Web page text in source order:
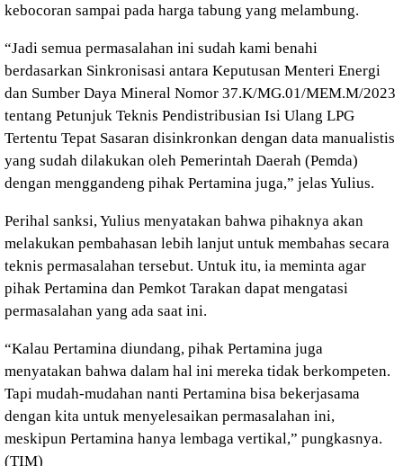
kebocoran sampai pada harga tabung yang melambung.
“Jadi semua permasalahan ini sudah kami benahi
berdasarkan Sinkronisasi antara Keputusan Menteri Energi
dan Sumber Daya Mineral Nomor 37.K/MG.01/MEM.M/2023
tentang Petunjuk Teknis Pendistribusian Isi Ulang LPG
Tertentu Tepat Sasaran disinkronkan dengan data manualistis
yang sudah dilakukan oleh Pemerintah Daerah (Pemda)
dengan menggandeng pihak Pertamina juga,” jelas Yulius.
Perihal sanksi, Yulius menyatakan bahwa pihaknya akan
melakukan pembahasan lebih lanjut untuk membahas secara
teknis permasalahan tersebut. Untuk itu, ia meminta agar
pihak Pertamina dan Pemkot Tarakan dapat mengatasi
permasalahan yang ada saat ini.
“Kalau Pertamina diundang, pihak Pertamina juga
menyatakan bahwa dalam hal ini mereka tidak berkompeten.
Tapi mudah-mudahan nanti Pertamina bisa bekerjasama
dengan kita untuk menyelesaikan permasalahan ini,
meskipun Pertamina hanya lembaga vertikal,” pungkasnya.
(TIM)